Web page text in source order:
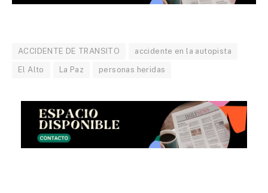
ACCIDENTE DE TRANSITO accidente en la autopista
El Alto La Paz personas heridas